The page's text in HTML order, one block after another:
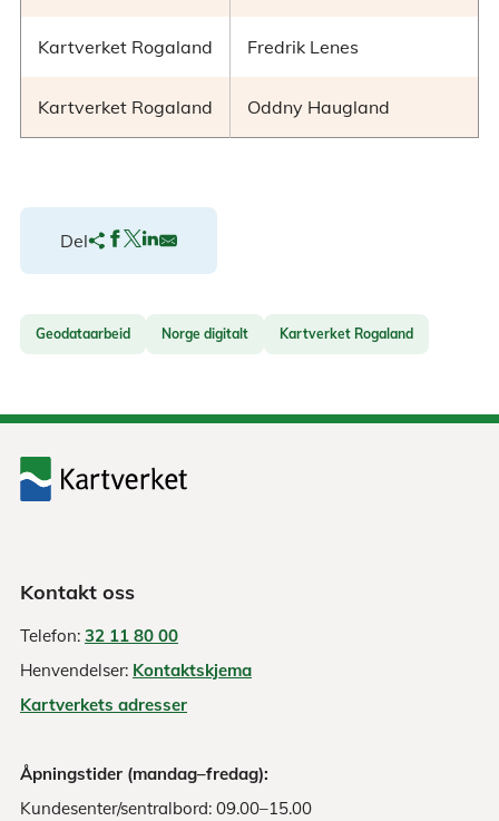
Kartverket Rogaland Fredrik Lenes
Kartverket Rogaland Oddny Haugland
Del
Geodataarbeid Norge digitalt Kartverket Rogaland
Kontakt oss
Telefon: 32 11 80 00
Henvendelser: Kontaktskjema
Kartverkets adresser
Åpningstider (mandag–fredag):
Kundesenter/sentralbord: 09.00–15.00